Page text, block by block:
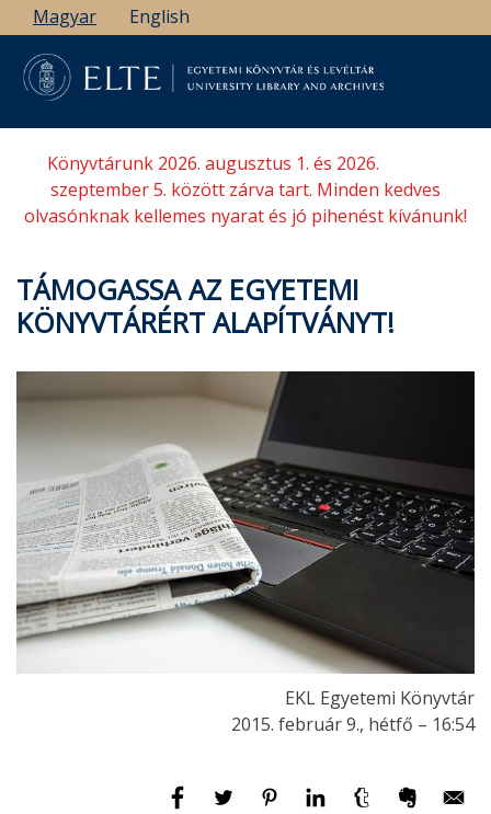
Ugrás
a
tartalomra
Magyar English
Könyvtárunk 2026. augusztus 1. és 2026.
szeptember 5. között zárva tart. Minden kedves
olvasónknak kellemes nyarat és jó pihenést kívánunk!
TÁMOGASSA AZ EGYETEMI
KÖNYVTÁRÉRT ALAPÍTVÁNYT!
EKL Egyetemi Könyvtár
2015. február 9., hétfő – 16:54